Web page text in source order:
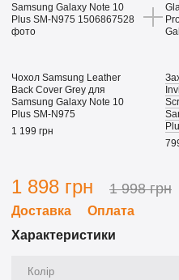
Чохол Samsung Leather
Back Cover Grey для
Samsung Galaxy Note 10
Plus SM-N975
1 199 грн
1 898 грн 1 998 грн
Доставка
Оплата
Характеристики
Колір